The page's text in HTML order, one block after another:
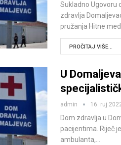
Sukladno Ugovoru
zdravlja
pružanja Hitne
PROČITAJ VIŠE...
U
admin 16. ruj
Dom zdravlja u
pacijentima. Riječ
ambulanta,…